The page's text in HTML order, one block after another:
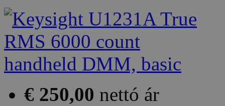
€ 250,00 nettó ár